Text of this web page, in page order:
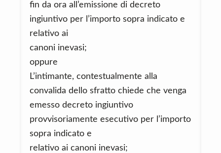
fin da ora all’emissione di decreto
ingiuntivo per l’importo sopra indicato e
relativo ai
canoni inevasi;
oppure
L’intimante, contestualmente alla
convalida dello sfratto chiede che venga
emesso decreto ingiuntivo
provvisoriamente esecutivo per l’importo
sopra indicato e
relativo ai canoni inevasi;